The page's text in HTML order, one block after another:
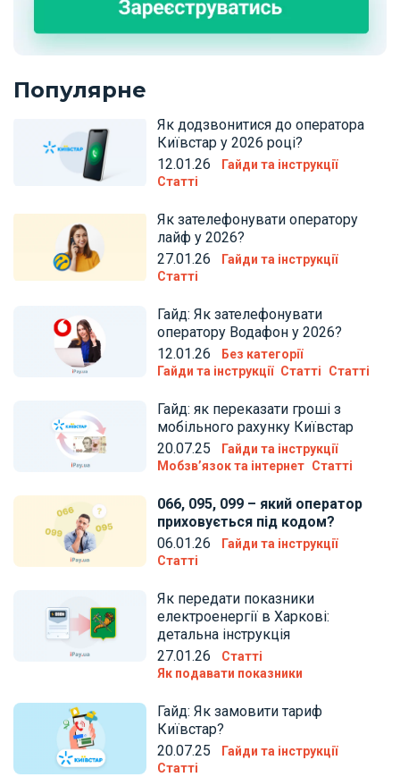
Популярне
Як додзвонитися до оператора
Київстар у 2026 році?
12.01.26
Гайди та інструкції
Статті
Як зателефонувати оператору
лайф у 2026?
27.01.26
Гайди та інструкції
Статті
Гайд: Як зателефонувати
оператору Водафон у 2026?
12.01.26
Без категорії
Гайди та інструкції Статті Статті
Гайд: як переказати гроші з
мобільного рахунку Київстар
20.07.25
Гайди та інструкції
Мобзв’язок та інтернет Статті
066, 095, 099 – який оператор
приховується під кодом?
06.01.26
Гайди та інструкції
Статті
Як передати показники
електроенергії в Харкові:
детальна інструкція
27.01.26
Статті
Як подавати показники
Гайд: Як замовити тариф
Київстар?
20.07.25
Гайди та інструкції
Статті